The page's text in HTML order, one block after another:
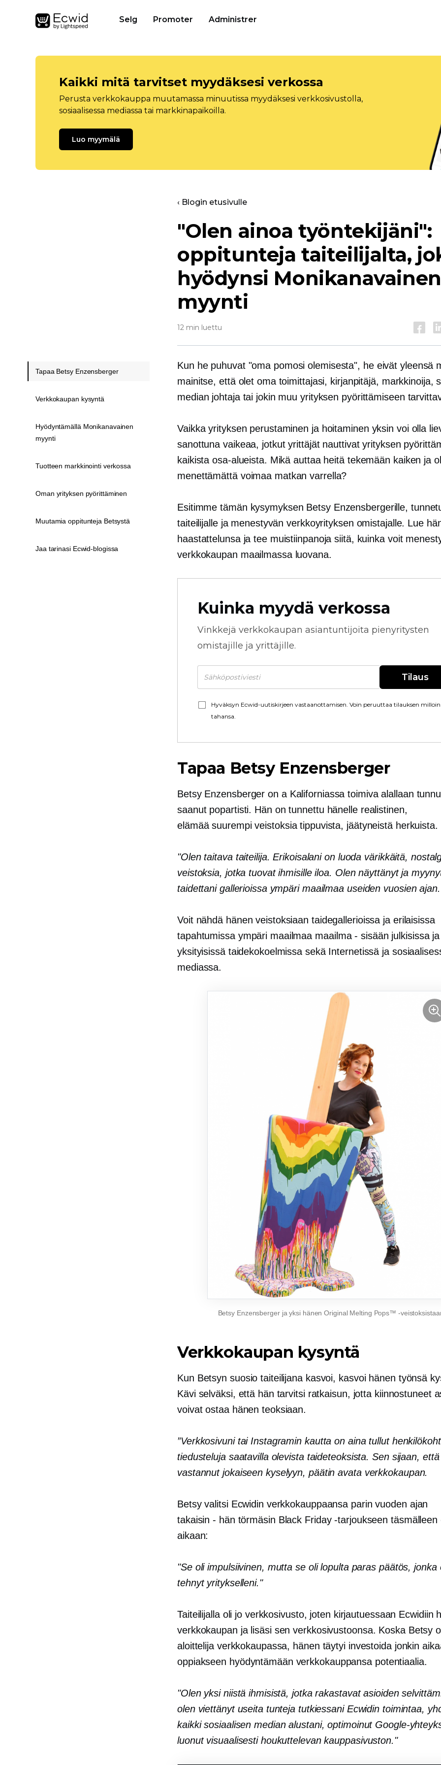
Selg Promoter Administrer
Kaikki mitä tarvitset myydäksesi verkossa
Perusta verkkokauppa muutamassa minuutissa myydäksesi verkkosivustolla,
sosiaalisessa mediassa tai markkinapaikoilla.
Luo myymälä
‹ Blogin etusivulle
"Olen ainoa työntekijäni":
oppitunteja taiteilijalta,
hyödynsi Monikanavainen
myynti
12 min luettu
Kun he puhuvat "oma pomosi olemisesta", he eivät yleensä
mainitse, että olet oma toimittajasi, kirjanpitäjä, markkinoija,
median johtaja tai jokin muu yrityksen pyörittämiseen
Vaikka yrityksen perustaminen ja hoitaminen yksin voi olla
sanottuna vaikeaa, jotkut yrittäjät nauttivat yrityksen
kaikista osa-alueista. Mikä auttaa heitä tekemään kaiken ja
menettämättä voimaa matkan varrella?
Esitimme tämän kysymyksen Betsy Enzensbergerille,
taiteilijalle ja menestyvän verkkoyrityksen omistajalle. Lue
haastattelunsa ja tee muistiinpanoja siitä, kuinka voit
verkkokaupan maailmassa luovana.
Kuinka myydä verkossa
Vinkkejä verkkokaupan asiantuntijoita pienyritysten
omistajille ja yrittäjille.
Tilaus
Hyväksyn Ecwid-uutiskirjeen vastaanottamisen. Voin peruuttaa tilauksen milloin
tahansa.
Tapaa Betsy Enzensberger
Betsy Enzensberger on a Kaliforniassa toimivaalallaan
saanut popartisti. Hän ontunnettu hänelle realistinen,
elämää suurempiveistoksia tippuvista, jäätyneistä herkuista.
"Olen taitava taiteilija. Erikoisalani on luoda värikkäitä,
veistoksia, jotka tuovat ihmisille iloa. Olen näyttänyt ja
taidettani gallerioissa ympäri maailmaa useiden vuosien ajan.
Voit nähdä hänen veistoksiaan taidegallerioissa ja erilaisissa
tapahtumissa ympäri maailmaa maailma - sisään julkisissa ja
yksityisissä taidekokoelmissa sekä Internetissä ja
mediassa.
Betsy Enzensberger ja yksi hänen Original Melting Pops™ -
Verkkokaupan kysyntä
Kun Betsyn suosio taiteilijana kasvoi, kasvoi hänen työnsä
Kävi selväksi, että hän tarvitsi ratkaisun, jotta kiinnostuneet
voivat ostaa hänen teoksiaan.
”Verkkosivuni tai Instagramin kautta on aina tullut
tiedusteluja saatavilla olevista taideteoksista. Sen sijaan,
vastannut jokaiseen kyselyyn, päätin avata verkkokaupan.
Betsy valitsi Ecwidin verkkokauppaansa parin vuoden ajan
takaisin - hän törmäsin Black Friday -tarjoukseen täsmälleen
aikaan:
"Se oli impulsiivinen, mutta se oli lopulta paras päätös, jonka
tehnyt yritykselleni."
Taiteilijalla oli jo verkkosivusto, joten kirjautuessaan Ecwidiin
verkkokaupan ja lisäsi sen verkkosivustoonsa. Koska Betsy
aloittelija verkkokaupassa, hänen täytyi investoida jonkin
oppiakseen hyödyntämään verkkokauppansa potentiaalia.
"Olen yksi niistä ihmisistä, jotka rakastavat asioiden
olen viettänyt useita tunteja tutkiessani Ecwidin toimintaa,
kaikki sosiaalisen median alustani, optimoinut Google-
luonut visuaalisesti houkuttelevan kauppasivuston."
Tapaa Betsy Enzensberger
Verkkokaupan kysyntä
Hyödyntämällä Monikanavainen
myynti
Tuotteen markkinointi verkossa
Oman yrityksen pyörittäminen
Muutamia oppitunteja Betsystä
Jaa tarinasi Ecwid-blogissa